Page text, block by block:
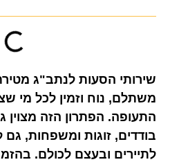
שירותי הסעות לנתב"ג
משתלם, נוח וזמין לכל מי
התעופה. הפתרון הזה מצוין
בודדים, זוגות ומשפחות,
לתיירים ובעצם לכולם.